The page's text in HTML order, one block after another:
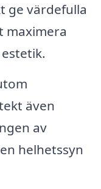
ge värdefulla
maximera
även
av
helhetssyn